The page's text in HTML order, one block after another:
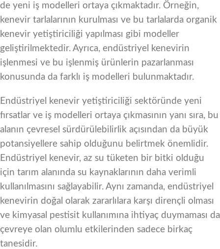
de yeni iş modelleri ortaya çıkmaktadır. Örneğin,
kenevir tarlalarının kurulması ve bu tarlalarda organik
kenevir yetiştiriciliği yapılması gibi modeller
geliştirilmektedir. Ayrıca, endüstriyel kenevirin
işlenmesi ve bu işlenmiş ürünlerin pazarlanması
konusunda da farklı iş modelleri bulunmaktadır.
Endüstriyel kenevir yetiştiriciliği sektöründe yeni
fırsatlar ve iş modelleri ortaya çıkmasının yanı sıra, bu
alanın çevresel sürdürülebilirlik açısından da büyük
potansiyellere sahip olduğunu belirtmek önemlidir.
Endüstriyel kenevir, az su tüketen bir bitki olduğu
için tarım alanında su kaynaklarının daha verimli
kullanılmasını sağlayabilir. Aynı zamanda, endüstriyel
kenevirin doğal olarak zararlılara karşı dirençli olması
ve kimyasal pestisit kullanımına ihtiyaç duymaması da
çevreye olan olumlu etkilerinden sadece birkaç
tanesidir.